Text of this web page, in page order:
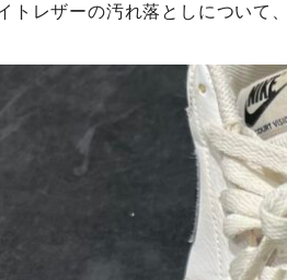
トレザーの汚れ落としについて